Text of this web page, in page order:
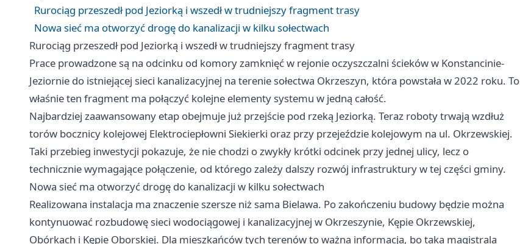
Rurociąg przeszedł pod Jeziorką i wszedł w trudniejszy fragment trasy
Nowa sieć ma otworzyć drogę do kanalizacji w kilku sołectwach
Rurociąg przeszedł pod Jeziorką i wszedł w trudniejszy fragment trasy
Prace prowadzone są na odcinku od komory zamknięć w rejonie oczyszczalni ścieków w Konstancinie-
Jeziornie do istniejącej sieci kanalizacyjnej na terenie sołectwa Okrzeszyn, która powstała w 2022 roku. To
właśnie ten fragment ma połączyć kolejne elementy systemu w jedną całość.
Najbardziej zaawansowany etap obejmuje już przejście pod rzeką Jeziorką. Teraz roboty trwają wzdłuż
torów bocznicy kolejowej Elektrociepłowni Siekierki oraz przy przejeździe kolejowym na ul. Okrzewskiej.
Taki przebieg inwestycji pokazuje, że nie chodzi o zwykły krótki odcinek przy jednej ulicy, lecz o
technicznie wymagające połączenie, od którego zależy dalszy rozwój infrastruktury w tej części gminy.
Nowa sieć ma otworzyć drogę do kanalizacji w kilku sołectwach
Realizowana instalacja ma znaczenie szersze niż sama Bielawa. Po zakończeniu budowy będzie można
kontynuować rozbudowę sieci wodociągowej i kanalizacyjnej w Okrzeszynie, Kępie Okrzewskiej,
Obórkach i Kępie Oborskiej. Dla mieszkańców tych terenów to ważna informacja, bo taka magistrala